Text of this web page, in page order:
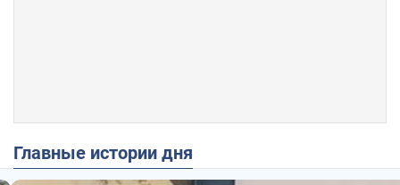
Главные истории дня